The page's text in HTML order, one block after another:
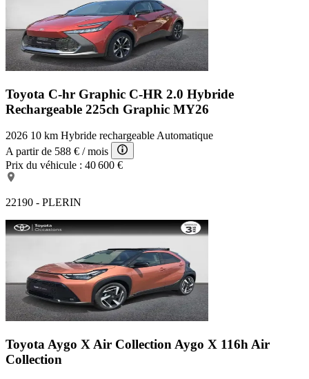
Toyota C-hr Graphic C-HR 2.0 Hybride
Rechargeable 225ch Graphic MY26
2026 10 km Hybride rechargeable Automatique
A partir de 588 € / mois
Prix du véhicule : 40 600 €
22190 - PLERIN
Toyota Aygo X Air Collection Aygo X 116h Air
Collection